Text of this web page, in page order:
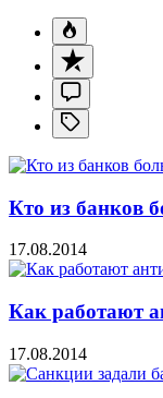
Кто из банков
17.08.2014
Как работают
17.08.2014